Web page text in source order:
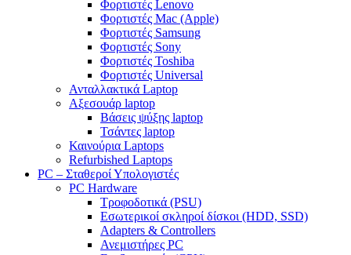
Φορτιστές Lenovo
Φορτιστές Mac (Apple)
Φορτιστές Samsung
Φορτιστές Sony
Φορτιστές Toshiba
Φορτιστές Universal
Ανταλλακτικά Laptop
Αξεσουάρ laptop
Βάσεις ψύξης laptop
Τσάντες laptop
Καινούρια Laptops
Refurbished Laptops
PC – Σταθεροί Υπολογιστές
PC Hardware
Τροφοδοτικά (PSU)
Εσωτερικοί σκληροί δίσκοι (HDD, SSD)
Adapters & Controllers
Ανεμιστήρες PC